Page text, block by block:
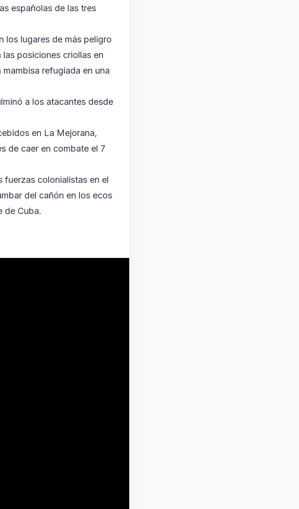
españolas de las tres
los lugares de más peligro
posiciones criollas en
refugiada en una
a los atacantes desde
en La Mejorana,
de caer en combate el 7
fuerzas colonialistas en el
del cañón en los ecos
de Cuba.